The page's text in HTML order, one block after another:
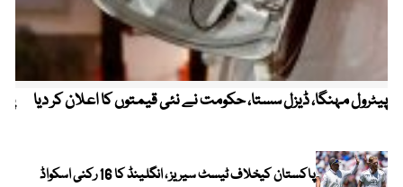
پیٹرول مہنگا، ڈیزل سستا، حکومت نے نئی قیمتوں کا اعلان کر دیا
پاکستان کیخلاف ٹیسٹ سیریز ، انگلینڈ کا 16 رکنی اسکواڈ